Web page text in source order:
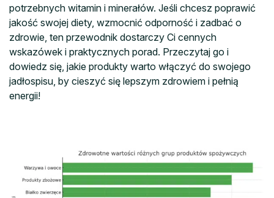
potrzebnych witamin i minerałów. Jeśli chcesz poprawić
jakość swojej diety, wzmocnić odporność i zadbać o
zdrowie, ten przewodnik dostarczy Ci cennych
wskazówek i praktycznych porad. Przeczytaj go i
dowiedz się, jakie produkty warto włączyć do swojego
jadłospisu, by cieszyć się lepszym zdrowiem i pełnią
energii!